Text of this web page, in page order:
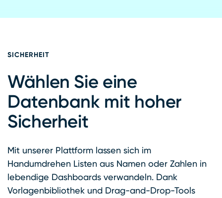
SICHERHEIT
Wählen Sie eine
Datenbank mit hoher
Sicherheit
Mit unserer Plattform lassen sich im
Handumdrehen Listen aus Namen oder Zahlen in
lebendige Dashboards verwandeln. Dank
Vorlagenbibliothek und Drag-and-Drop-Tools